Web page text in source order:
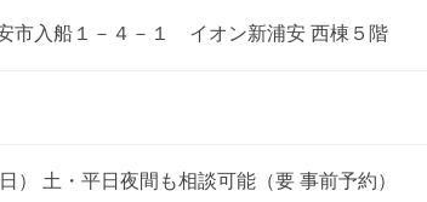
様の声 【抵当権抹消・住所変更】新宿区 O様
の声
の声 【相続登記】船橋市 M様
市入船１－４－１ イオン新浦安 西棟５階
） 土・平日夜間も相談可能（要 事前予約）